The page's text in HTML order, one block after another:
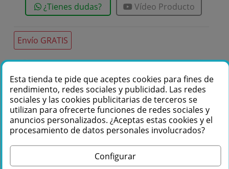
Envío GRATIS
Te podemos ayudar
+34 976 36 61 60
¿Tienes dudas? Vídeo Producto
Esta tienda te pide que aceptes cookies para fines de
rendimiento, redes sociales y publicidad. Las redes
sociales y las cookies publicitarias de terceros se
utilizan para ofrecerte funciones de redes sociales y
anuncios personalizados. ¿Aceptas estas cookies y el
procesamiento de datos personales involucrados?
Configurar